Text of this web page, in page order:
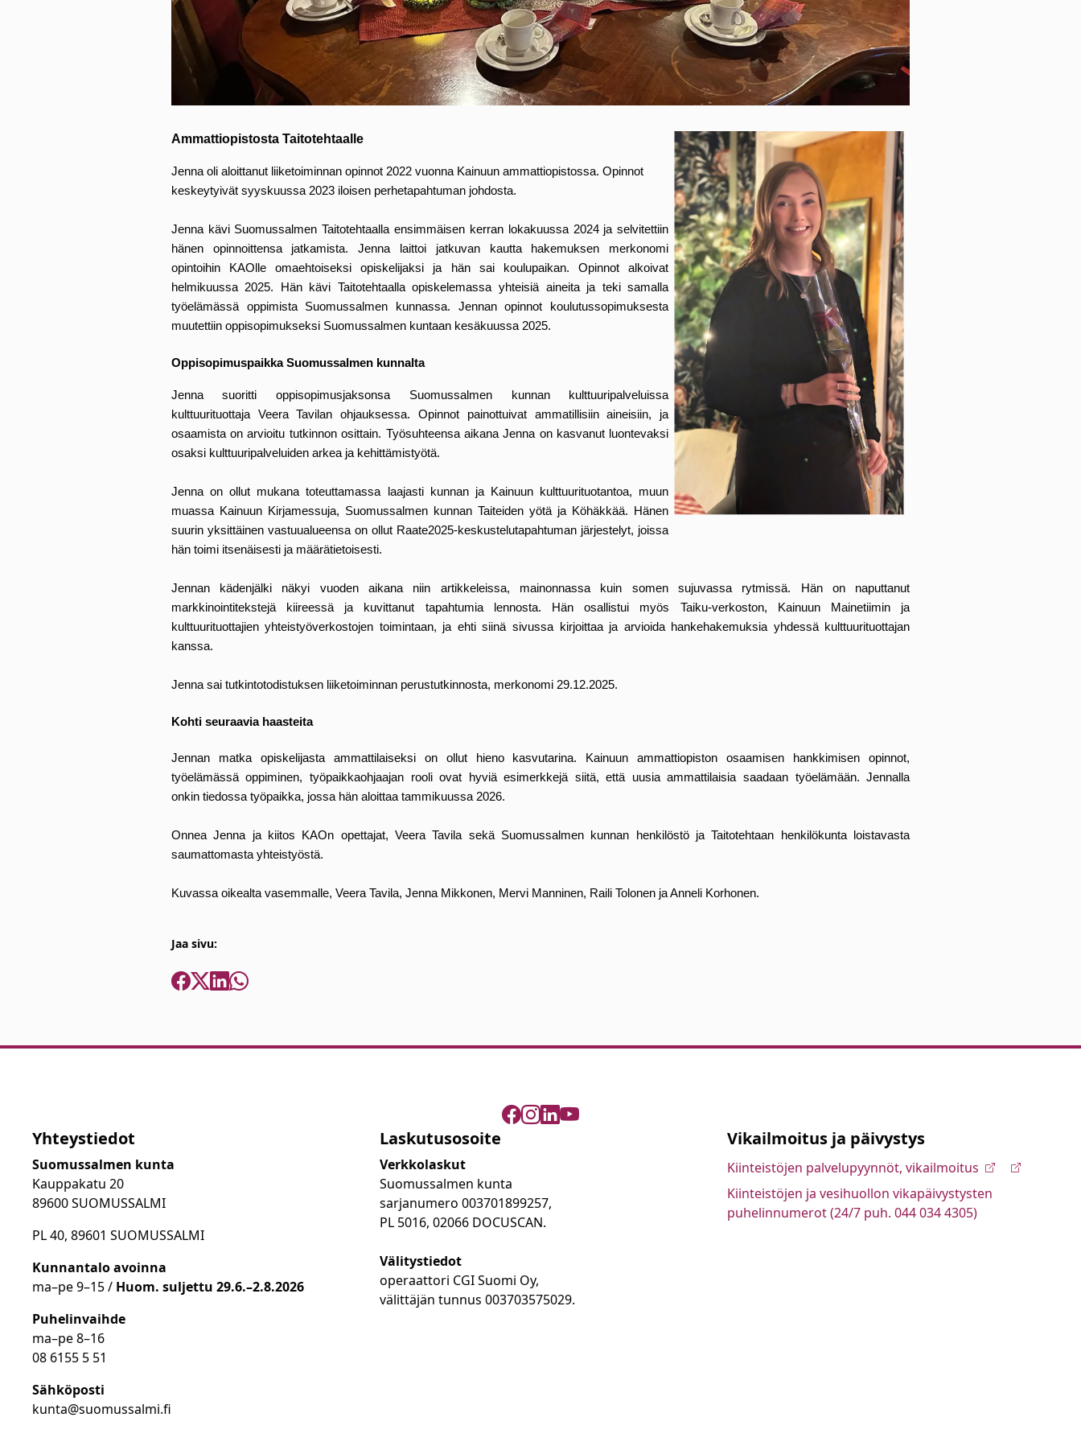
Ammattiopistosta Taitotehtaalle
Jenna oli aloittanut liiketoiminnan opinnot 2022 vuonna Kainuun ammattiopistossa. Opinnot
keskeytyivät syyskuussa 2023 iloisen perhetapahtuman johdosta.
Jenna kävi Suomussalmen Taitotehtaalla ensimmäisen kerran lokakuussa 2024 ja selvitettiin
hänen opinnoittensa jatkamista. Jenna laittoi jatkuvan kautta hakemuksen merkonomi
opintoihin KAOlle omaehtoiseksi opiskelijaksi ja hän sai koulupaikan. Opinnot alkoivat
helmikuussa 2025. Hän kävi Taitotehtaalla opiskelemassa yhteisiä aineita ja teki samalla
työelämässä oppimista Suomussalmen kunnassa. Jennan opinnot koulutussopimuksesta
muutettiin oppisopimukseksi Suomussalmen kuntaan kesäkuussa 2025.
Oppisopimuspaikka Suomussalmen kunnalta
Jenna suoritti oppisopimusjaksonsa Suomussalmen kunnan kulttuuripalveluissa
kulttuurituottaja Veera Tavilan ohjauksessa. Opinnot painottuivat ammatillisiin aineisiin, ja
osaamista on arvioitu tutkinnon osittain. Työsuhteensa aikana Jenna on kasvanut luontevaksi
osaksi kulttuuripalveluiden arkea ja kehittämistyötä.
Jenna on ollut mukana toteuttamassa laajasti kunnan ja Kainuun kulttuurituotantoa, muun
muassa Kainuun Kirjamessuja, Suomussalmen kunnan Taiteiden yötä ja Köhäkkää. Hänen
suurin yksittäinen vastuualueensa on ollut Raate2025-keskustelutapahtuman järjestelyt, joissa
hän toimi itsenäisesti ja määrätietoisesti.
Jennan kädenjälki näkyi vuoden aikana niin artikkeleissa, mainonnassa kuin somen sujuvassa rytmissä. Hän on naputtanut
markkinointitekstejä kiireessä ja kuvittanut tapahtumia lennosta. Hän osallistui myös Taiku-verkoston, Kainuun Mainetiimin ja
kulttuurituottajien yhteistyöverkostojen toimintaan, ja ehti siinä sivussa kirjoittaa ja arvioida hankehakemuksia yhdessä kulttuurituottajan
kanssa.
Jenna sai tutkintotodistuksen liiketoiminnan perustutkinnosta, merkonomi 29.12.2025.
Kohti seuraavia haasteita
Jennan matka opiskelijasta ammattilaiseksi on ollut hieno kasvutarina. Kainuun ammattiopiston osaamisen hankkimisen opinnot,
työelämässä oppiminen, työpaikkaohjaajan rooli ovat hyviä esimerkkejä siitä, että uusia ammattilaisia saadaan työelämään. Jennalla
onkin tiedossa työpaikka, jossa hän aloittaa tammikuussa 2026.
Onnea Jenna ja kiitos KAOn opettajat, Veera Tavila sekä Suomussalmen kunnan henkilöstö ja Taitotehtaan henkilökunta loistavasta
saumattomasta yhteistyöstä.
Kuvassa oikealta vasemmalle, Veera Tavila, Jenna Mikkonen, Mervi Manninen, Raili Tolonen ja Anneli Korhonen.
Jaa sivu:
Yhteystiedot
Suomussalmen kunta
Kauppakatu 20
89600 SUOMUSSALMI
PL 40, 89601 SUOMUSSALMI
Kunnantalo avoinna
ma–pe 9–15 / Huom. suljettu 29.6.–2.8.2026
Puhelinvaihde
ma–pe 8–16
08 6155 5 51
Sähköposti
kunta@suomussalmi.fi
Laskutusosoite
Verkkolaskut
Suomussalmen kunta
sarjanumero 003701899257,
PL 5016, 02066 DOCUSCAN.
Välitystiedot
operaattori CGI Suomi Oy,
välittäjän tunnus 003703575029.
Vikailmoitus ja päivystys
Kiinteistöjen palvelupyynnöt, vikailmoitus
Kiinteistöjen ja vesihuollon vikapäivystysten
puhelinnumerot (24/7 puh. 044 034 4305)